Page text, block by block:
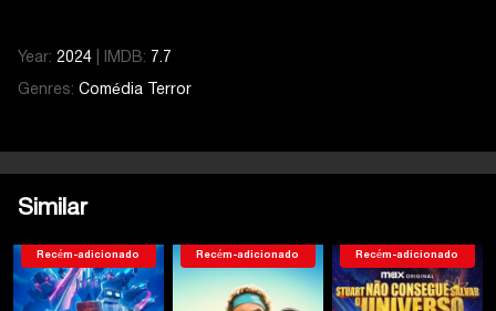
Year: 2024 IMDB: 7.7
Genres: Comédia Terror
Similar
Recém-adicionado Recém-adicionado Recém-adicionado